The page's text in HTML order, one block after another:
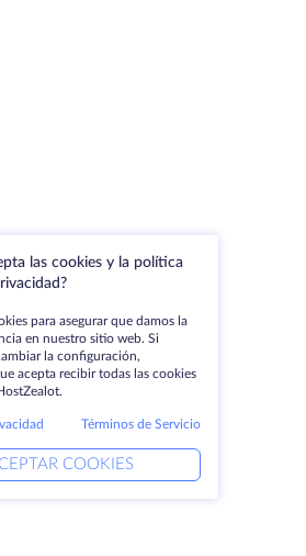
las cookies y la política
para asegurar que damos la
en nuestro sitio web. Si
la configuración,
acepta recibir todas las cookies
Términos de Servicio
COOKIES